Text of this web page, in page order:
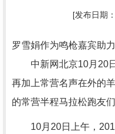
[发布日期
罗雪娟作为鸣枪嘉宾助
中新网北京10月20日
再加上常营名声在外的
的常营半程马拉松跑友
10月20日上午，